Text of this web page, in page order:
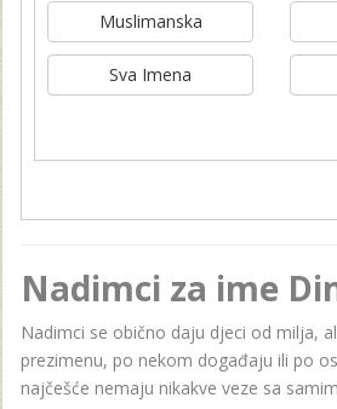
Muslimanska
Sva Imena
Nadimci za ime
Nadimci se obično daju djeci od milja,
prezimenu, po nekom događaju ili po
najčešće nemaju nikakve veze sa